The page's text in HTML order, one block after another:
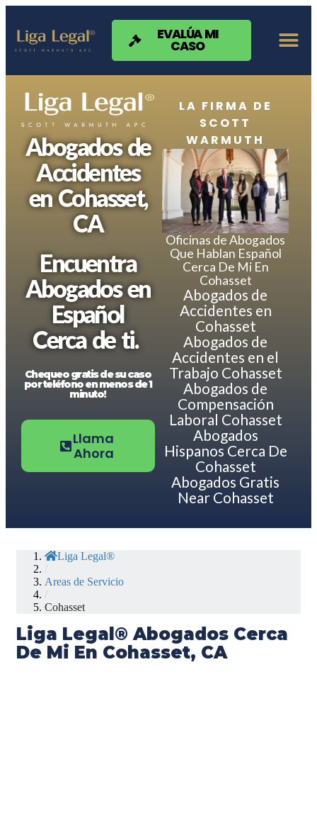
Nota:
sitio
web
accesibilidad.
EVALÚA MI
CASO
Abogados de
Accidentes
en Cohasset,
CA
Encuentra
Abogados en
Español
Cerca de ti.
Chequeo gratis de su caso
por teléfono en menos de 1
minuto!
Llama
Ahora
LA FIRMA DE
SCOTT
WARMUTH
Oficinas de Abogados
Que Hablan Español
Cerca De Mi En
Cohasset
Abogados de
Accidentes en
Cohasset
Abogados de
Accidentes en el
Trabajo Cohasset
Abogados de
Compensación
Laboral Cohasset
Abogados
Hispanos Cerca De
Cohasset
Abogados Gratis
Near Cohasset
Liga Legal®
/
Areas de Servicio
/
Cohasset
Liga Legal® Abogados Cerca
De Mi En Cohasset, CA